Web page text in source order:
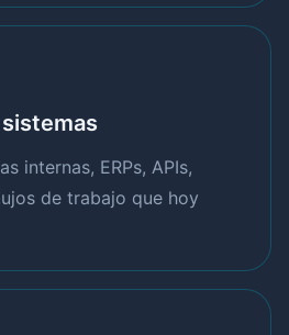
internas, ERPs, APIs,
de trabajo que hoy